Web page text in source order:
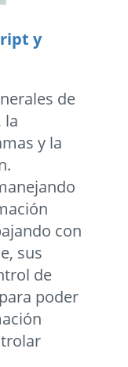
y
de
la
y la
con
sus
de
poder